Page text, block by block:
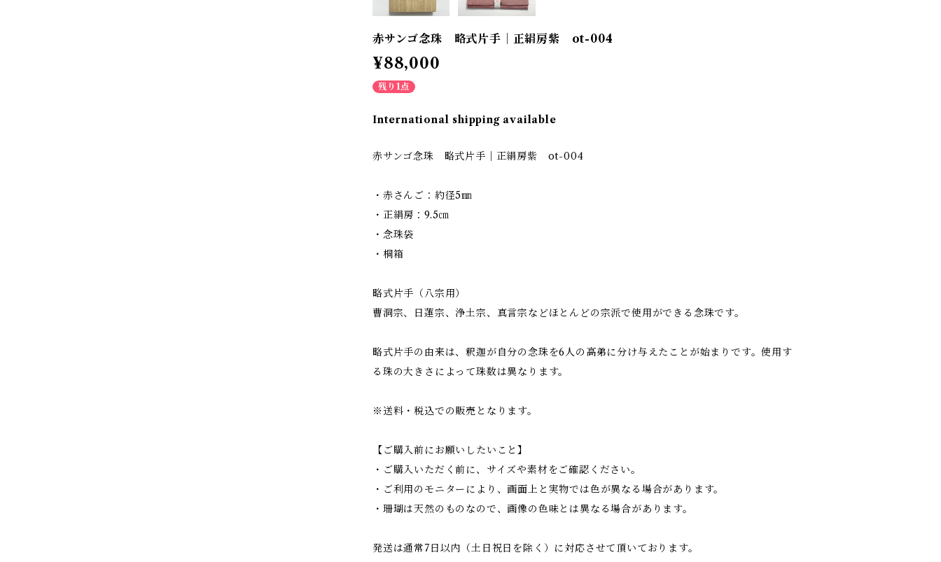
赤サンゴ念珠 略式片手｜正絹房紫 ot-004
¥88,000
残り1点
International shipping available
赤サンゴ念珠 略式片手｜正絹房紫 ot-004
・赤さんご：約径5㎜
・正絹房：9.5㎝
・念珠袋
・桐箱
略式片手（八宗用）
曹洞宗、日蓮宗、浄土宗、真言宗などほとんどの宗派で使用ができる念珠です。
略式片手の由来は、釈迦が自分の念珠を6人の高弟に分け与えたことが始まりです。使用す
る珠の大きさによって珠数は異なります。
※送料・税込での販売となります。
【ご購入前にお願いしたいこと】
・ご購入いただく前に、サイズや素材をご確認ください。
・ご利用のモニターにより、画面上と実物では色が異なる場合があります。
・珊瑚は天然のものなので、画像の色味とは異なる場合があります。
発送は通常7日以内（土日祝日を除く）に対応させて頂いております。